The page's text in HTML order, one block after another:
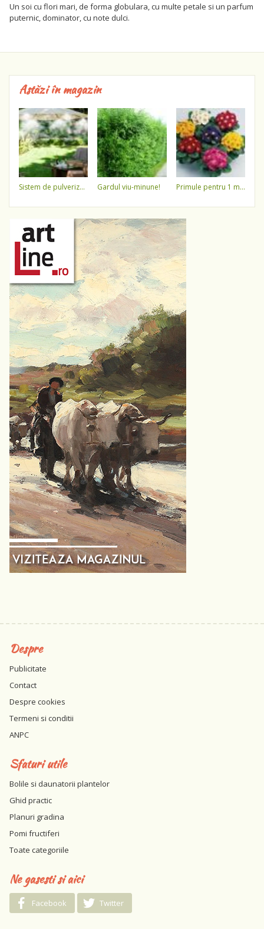
Un soi cu flori mari, de forma globulara, cu multe petale si un parfum
puternic, dominator, cu note dulci.
Astăzi în magazin
sistem de pulverizare a apei gardul viu-minune! primule pentru 1 martie 3,5 lei / ghiveci !!!!
Despre
Publicitate
Contact
Despre cookies
Termeni si conditii
ANPC
Sfaturi utile
Bolile si daunatorii plantelor
Ghid practic
Planuri gradina
Pomi fructiferi
Toate categoriile
Ne gasesti si aici
Facebook Twitter